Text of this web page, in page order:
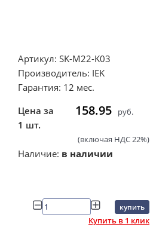
Артикул: SK-M22-K03
Производитель: IEK
Гарантия: 12 мес.
Цена за
1 шт.
158.95 руб.
(включая НДС 22%)
Наличие: в наличии
купить
Купить в 1 клик